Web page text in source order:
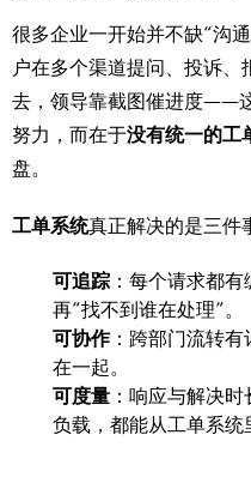
很多企业一开始并不缺“沟
户在多个渠道提问、投诉、
去，领导靠截图催进度——
努力，而在于没有统一的工
盘。
工单系统真正解决的是三件
可追踪 ：每个请求都
再“找不到谁在处理”。
可协作：跨部门流转有
在一起。
可度量 ：响应与解决
负载，都能从工单系统